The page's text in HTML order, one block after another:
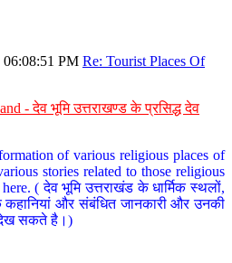
06:08:51 PM Re: Tourist Places Of
- देव भूमि उत्तराखण्ड के प्रसिद्ध देव
of various religious places of
stories related to those religious
( देव भूमि उत्तराखंड के धार्मिक स्थलों,
कहानियां और संबंधित जानकारी और उनकी
देख सकते है।)